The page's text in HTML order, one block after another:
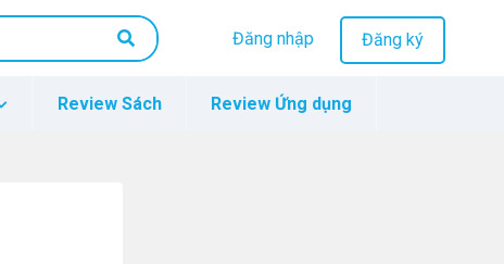
Đăng nhập Đăng ký
Review Sách Review Ứng dụng